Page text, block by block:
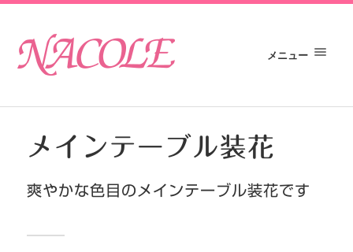
メニュー
メインテーブル装花
爽やかな色目のメインテーブル装花です